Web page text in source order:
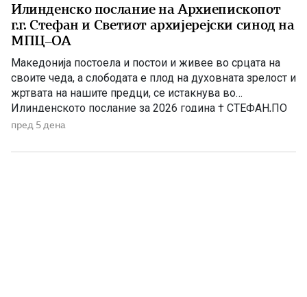
Илинденско послание на Архиепископот
г.г. Стефан и Светиот архијерејски синод на
МПЦ–ОА
Македонија постоела и постои и живее во срцата на
своите чеда, а слободата е плод на духовната зрелост и
жртвата на нашите предци, се истакнува во
Илинденското послание за 2026 година † СТЕФАН,ПО
МИЛОСТА БОЖЈА,АРХИЕПИСКОП ОХРИДСКИ И
СИНОД,ПО ПОВОД ИЛИНДЕНСКИТЕ
пред 5 дена